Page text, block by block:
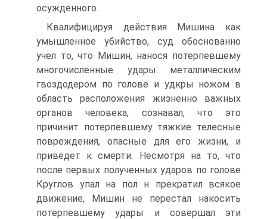
осужденного.
Квалифицируя действия Мишина как
умышленное убийство, суд обоснованно
учел то, что Мишин, нанося потерпевшему
многочисленные удары металлическим
гвоздодером по голове и удкры ножом в
область расположения жизненно важных
органов человека, сознавал, что это
причинит потерпевшему тяжкие телесные
повреждения, опасные для его жизни, и
приведет к смерти. Несмотря на то, что
после первых полученных ударов по голове
Круглов упал на пол н прекратил всякое
движение, Мишин не перестал накосить
потерпевшему удары и совершал эти